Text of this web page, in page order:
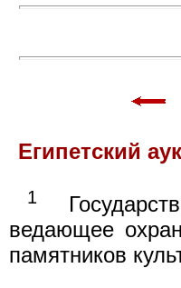
Египетский
1
ведающее
памятников